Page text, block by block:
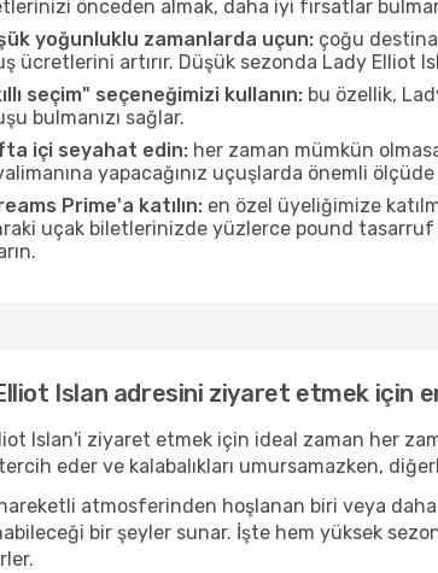
önceden almak, daha iyi fırsatlar
yoğunluklu zamanlarda uçun: çoğu
ücretlerini artırır. Düşük sezonda Lady Elliot
seçim" seçeneğimizi kullanın: bu özellik,
bulmanızı sağlar.
içi seyahat edin: her zaman mümkün
yapacağınız uçuşlarda önemli
Prime'a katılın: en özel üyeliğimize
uçak biletlerinizde yüzlerce pound
Islan adresini ziyaret etmek için
Islan'i ziyaret etmek için ideal zaman her
eder ve kalabalıkları umursamazken,
atmosferinden hoşlanan biri veya
bir şeyler sunar. İşte hem yüksek